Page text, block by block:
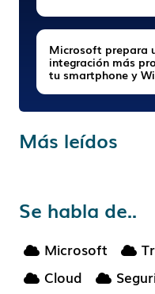
Microsoft prepara
integración más
tu smartphone y
Más leídos
Se habla de..
Microsoft
Cloud